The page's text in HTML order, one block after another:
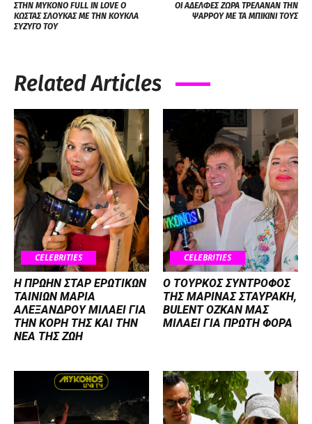
ΣΤΗΝ ΜΥΚΟΝΟ FULL IN LOVE Ο
ΚΩΣΤΑΣ ΣΛΟΥΚΑΣ ΜΕ ΤΗΝ ΚΟΥΚΛΑ
ΣΥΖΥΓΟ ΤΟΥ
ΟΙ ΑΔΕΛΦΕΣ ΖΩΡΑ ΤΡΕΛΑΝΑΝ ΤΗΝ
ΨΑΡΡΟΥ ΜΕ ΤΑ ΜΠΙΚΙΝΙ ΤΟΥΣ
Related Articles
CELEBRITIES
Η ΠΡΩΗΝ ΣΤΑΡ ΕΡΩΤΙΚΩΝ
ΤΑΙΝΙΩΝ ΜΑΡΙΑ
ΑΛΕΞΑΝΔΡΟΥ ΜΙΛΑΕΙ ΓΙΑ
ΤΗΝ ΚΟΡΗ ΤΗΣ ΚΑΙ ΤΗΝ
ΝΕΑ ΤΗΣ ΖΩΗ
CELEBRITIES
Ο ΤΟΥΡΚΟΣ ΣΥΝΤΡΟΦΟΣ
ΤΗΣ ΜΑΡΙΝΑΣ ΣΤΑΥΡΑΚΗ,
BULENT OZKAN ΜΑΣ
ΜΙΛΑΕΙ ΓΙΑ ΠΡΩΤΗ ΦΟΡΑ